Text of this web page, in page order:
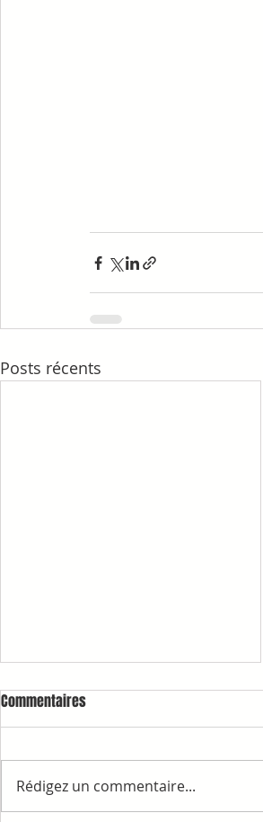
Posts récents
RAPPELS ET INFORMATIONS
Commentaires
Rédigez un commentaire...